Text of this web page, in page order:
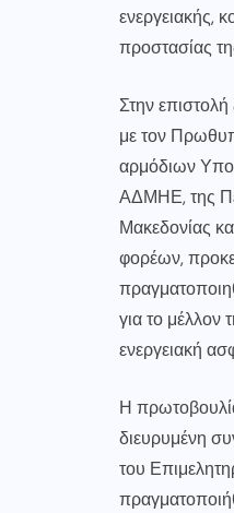
ενεργειακής,
προστασίας
Στην επιστολή
με τον
αρμόδιων
ΑΔΜΗΕ, της
Μακεδονίας
φορέων,
για το μέλλον
ενεργειακή
Η
διευρυμένη
του